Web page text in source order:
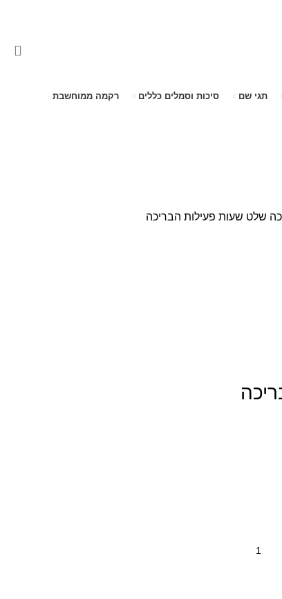
תגי שם סיכות וסמלים כללים רקמה ממוחשבת
שלט שעות פעילות הבריכה